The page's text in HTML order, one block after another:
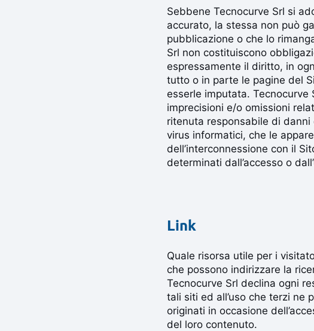
Sebbene Tecnocurve Srl si
accurato, la stessa non può
pubblicazione o che lo
Srl non costituiscono
espressamente il diritto, in
tutto o in parte le pagine del
esserle imputata.
imprecisioni e/o omissioni
ritenuta responsabile di
virus informatici, che le
dell’interconnessione con il
determinati dall’accesso o
Link
Quale risorsa utile per i
che possono indirizzare la
Tecnocurve Srl declina ogni
tali siti ed all’uso che terzi ne
originati in occasione
del loro contenuto.